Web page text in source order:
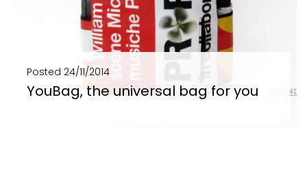
Posted 24/11/2014
YouBag, the universal bag for you